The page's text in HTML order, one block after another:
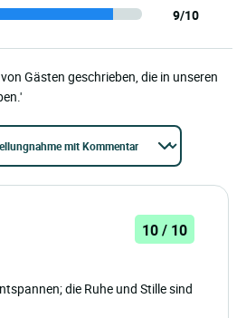
9/10
Gästen geschrieben, die in unseren
10 / 10
die Ruhe und Stille sind